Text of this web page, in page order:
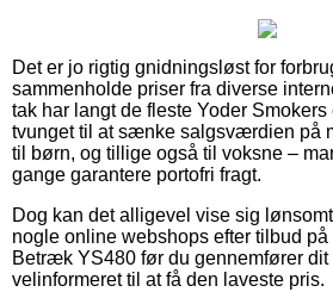
Det er jo rigtig gnidningsløst for
sammenholde priser fra diverse
tak har langt de fleste Yoder
tvunget til at sænke salgsværdien på
til børn, og tillige også til voksne –
gange garantere portofri fragt.
Dog kan det alligevel vise sig
nogle online webshops efter tilbud
Betræk YS480 før du gennemfører
velinformeret til at få den laveste pris.